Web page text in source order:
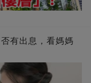
有出息，看媽媽